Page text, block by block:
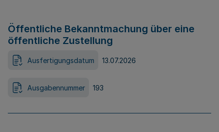
Öffentliche Bekanntmachung über eine
öffentliche Zustellung
Ausfertigungsdatum 13.07.2026
Ausgabennummer 193